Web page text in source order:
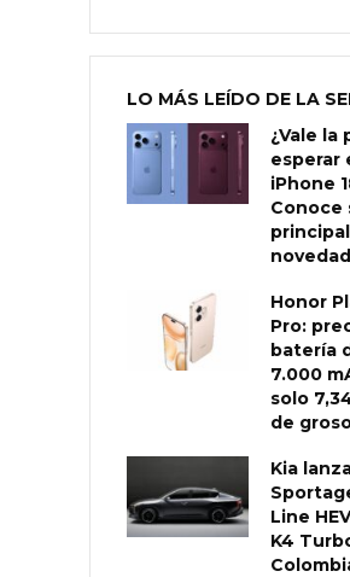
LO MÁS LEÍDO DE LA
¿Vale la
esperar
iPhone
Conoce
Honor
Pro:
batería
7.000
solo
de
Kia
Line
K4